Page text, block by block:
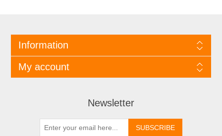
Information
My account
Newsletter